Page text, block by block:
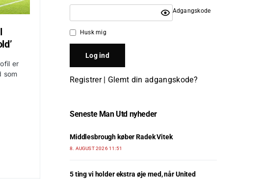
er
som
Adgangskode
Husk mig
Registrer| Glemt din adgangskode?
Seneste Man Utd nyheder
Middlesbrough køber Radek Vitek
8. AUGUST 2026 11:51
5 ting vi holder ekstra øje med, når United